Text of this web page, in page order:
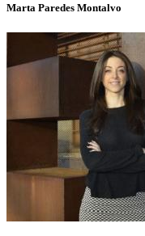
Marta Paredes Montalvo